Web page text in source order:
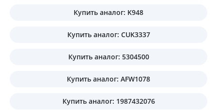
Купить аналог: K948
Купить аналог: CUK3337
Купить аналог: 5304500
Купить аналог: AFW1078
Купить аналог: 1987432076